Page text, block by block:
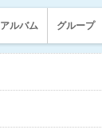
アルバム グループ